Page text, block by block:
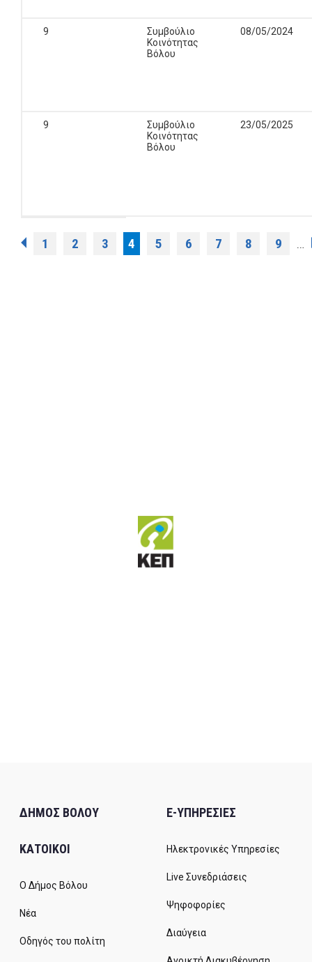
9
Συμβούλιο
Κοινότητας
Βόλου
08/05/2024
9
Συμβούλιο
Κοινότητας
Βόλου
23/05/2025
Σελίδες
1 2 3 4 5 6 7 8 9 …
ΔΗΜΟΣ ΒΟΛΟΥ
ΚΑΤΟΙΚΟΙ
Ο Δήμος Βόλου
Νέα
Οδηγός του πολίτη
E-ΥΠΗΡΕΣΙΕΣ
Ηλεκτρονικές Υπηρεσίες
Live Συνεδριάσεις
Ψηφοφορίες
Διαύγεια